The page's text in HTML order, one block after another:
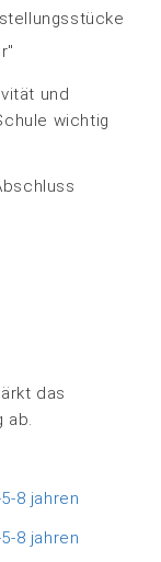
und
wichtig
das
ab.